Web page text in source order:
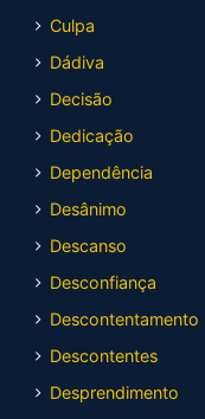
Culpa
Dádiva
Decisão
Dedicação
Dependência
Desânimo
Descanso
Desconfiança
Descontentamento
Descontentes
Desprendimento